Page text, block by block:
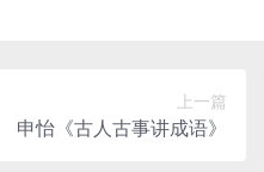
上一篇
申怡《古人古事讲成语》